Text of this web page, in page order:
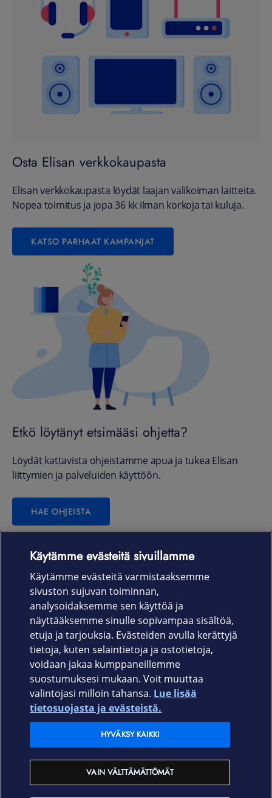
Osta Elisan verkkokaupasta
Elisan verkkokaupasta löydät laajan valikoiman laitteita.
Nopea toimitus ja jopa 36 kk ilman korkoja tai kuluja.
KATSO PARHAAT KAMPANJAT
Etkö löytänyt etsimääsi ohjetta?
Löydät kattavista ohjeistamme apua ja tukea Elisan
liittymien ja palveluiden käyttöön.
HAE OHJEISTA
Laitteet & liittymät
Palvelut
Ajankohtaista
Elisa Oyj
Käytämme evästeitä sivuillamme
Käytämme evästeitä varmistaaksemme
sivuston sujuvan toiminnan,
analysoidaksemme sen käyttöä ja
näyttääksemme sinulle sopivampaa sisältöä,
etuja ja tarjouksia. Evästeiden avulla kerättyjä
tietoja, kuten selaintietoja ja ostotietoja,
voidaan jakaa kumppaneillemme
suostumuksesi mukaan. Voit muuttaa
valintojasi milloin tahansa. Lue lisää
tietosuojasta ja evästeistä.
VAIN VÄLTTÄMÄTTÖMÄT
HYVÄKSY KAIKKI